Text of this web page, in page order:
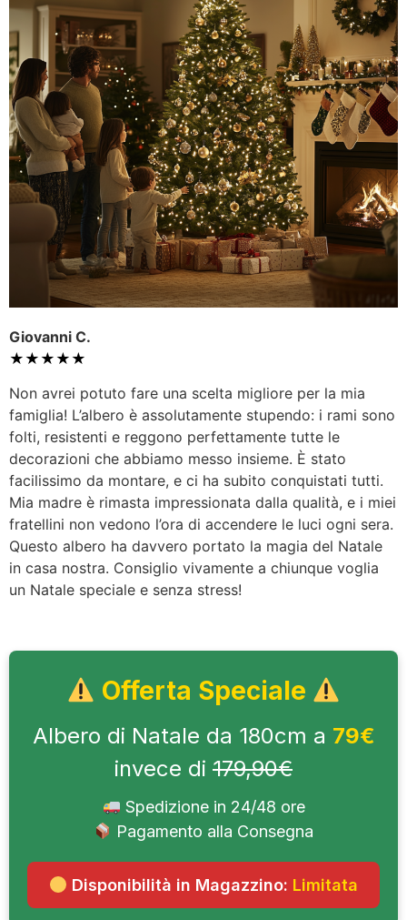
Giovanni C.
★★★★★
Non avrei potuto fare una scelta migliore per la mia
famiglia! L’albero è assolutamente stupendo: i rami sono
folti, resistenti e reggono perfettamente tutte le
decorazioni che abbiamo messo insieme. È stato
facilissimo da montare, e ci ha subito conquistati tutti.
Mia madre è rimasta impressionata dalla qualità, e i miei
fratellini non vedono l’ora di accendere le luci ogni sera.
Questo albero ha davvero portato la magia del Natale
in casa nostra. Consiglio vivamente a chiunque voglia
un Natale speciale e senza stress!
Offerta Speciale
Albero di Natale da 180cm a 79€
invece di 179,90€
Spedizione in 24/48 ore
Pagamento alla Consegna
Disponibilità in Magazzino: Limitata